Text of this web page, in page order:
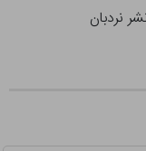
نردبان